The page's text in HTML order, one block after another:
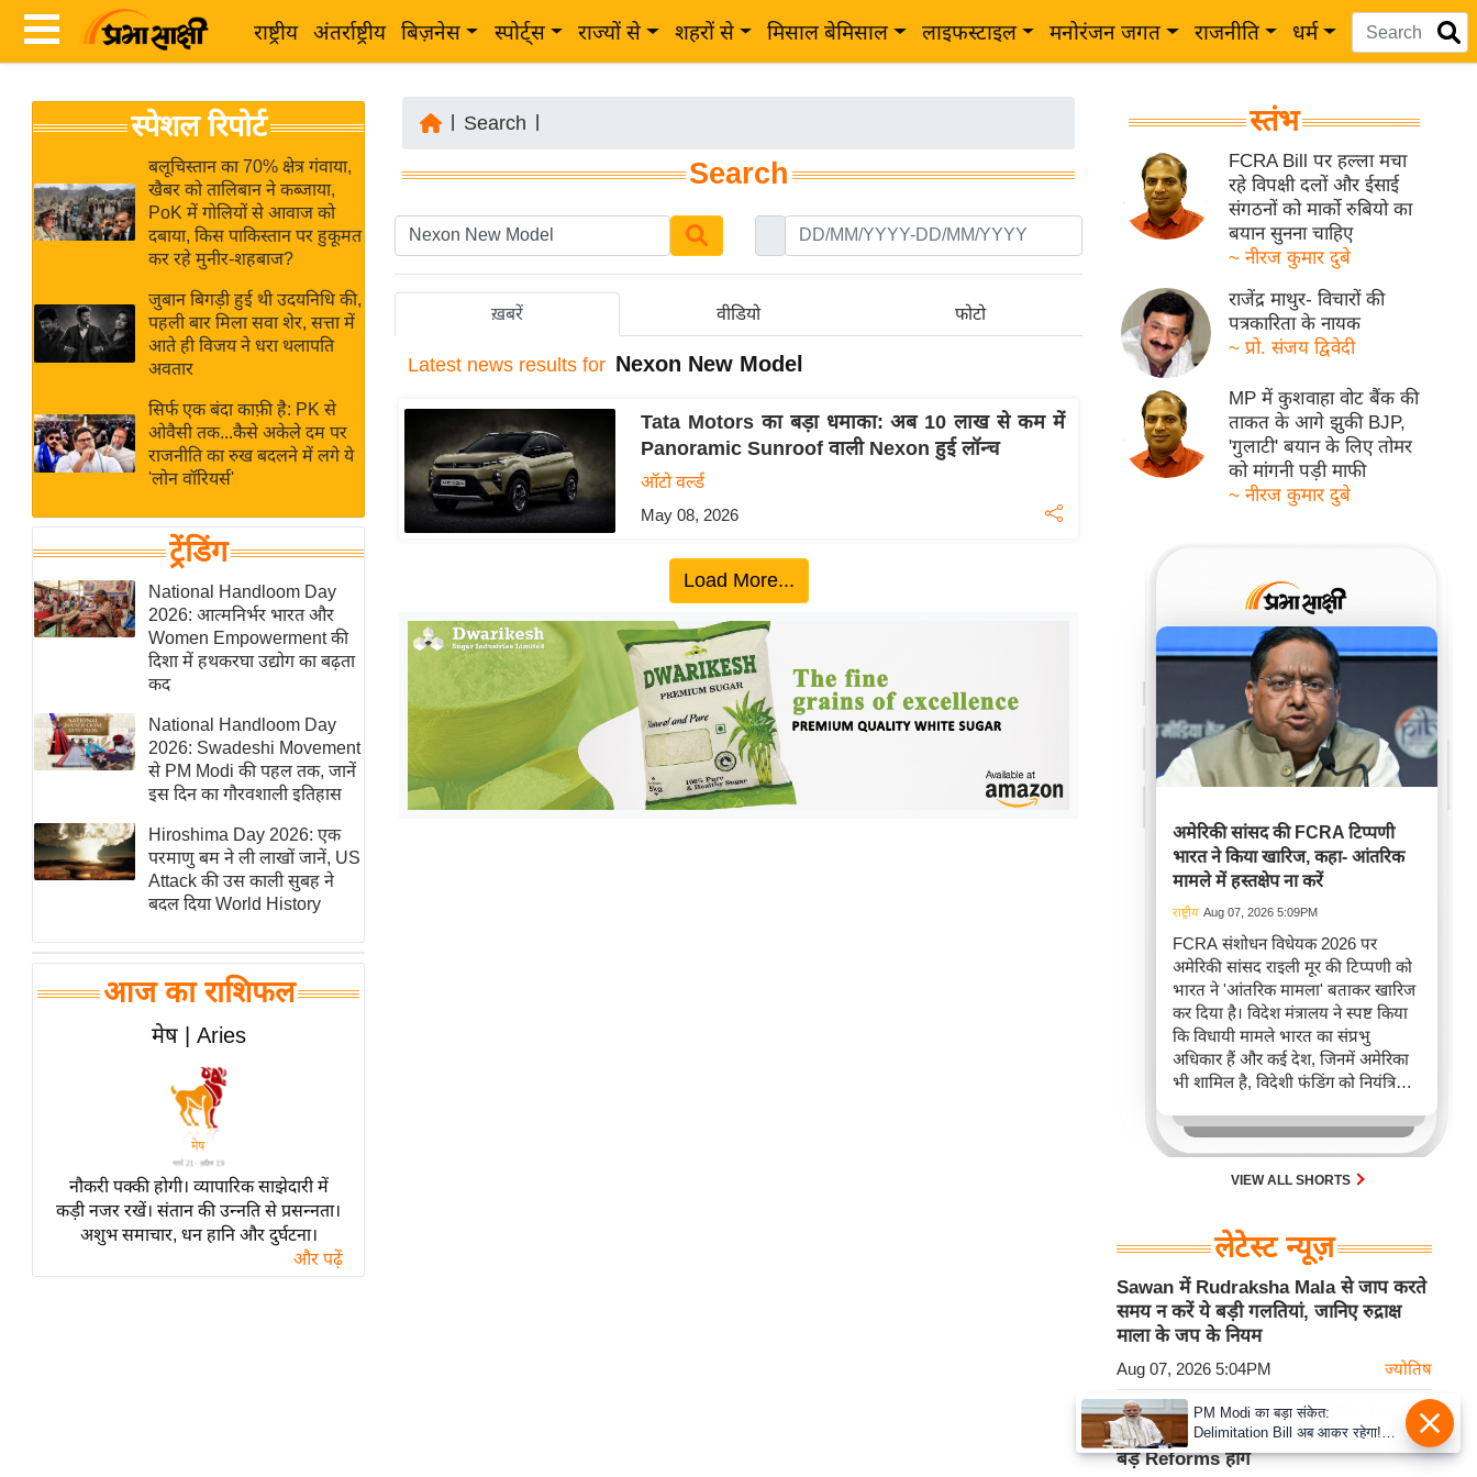
राष्ट्रीय अंतर्राष्ट्रीय बिज़नेस स्पोर्ट्स राज्यों से शहरों से मिसाल बेमिसाल लाइफस्टाइल मनोरंजन जगत राजनीति धर्म
News
Hindi
Hindi
Live
News in
Hindi
News
Hindi
Videos
ब
र
अंतर्राष्ट्रीय
बिज़नेस
उद्योग
विशेषज्ञ
राय
खेल
क्रिकेट
IPL
2026
मिसाल बेमिसाल
शख्सियत
यंग इंडिया
साहित्य जगत
ऑटो वर्ल्ड
न्यूज ब्रीफ
बॉलीवुड
हॉलीवुड
फिल्म समीक्षा
लाइफस्टाइल
टेक्नॉलॉजी
ब्यूटी/फैशन
घरेलू नुस्खे
स्पेशल रिपोर्ट
बलूचिस्तान का 70% क्षेत्र गंवाया,
खैबर को तालिबान ने कब्जाया,
PoK में गोलियों से आवाज को
दबाया, किस पाकिस्तान पर हुकूमत
कर रहे मुनीर-शहबाज?
जुबान बिगड़ी हुई थी उदयनिधि की,
पहली बार मिला सवा शेर, सत्ता में
आते ही विजय ने धरा थलापति
अवतार
सिर्फ एक बंदा काफ़ी है: PK से
ओवैसी तक...कैसे अकेले दम पर
राजनीति का रुख बदलने में लगे ये
'लोन वॉरियर्स'
ट्रेंडिंग
National Handloom Day
2026: आत्मनिर्भर भारत और
Women Empowerment की
दिशा में हथकरघा उद्योग का बढ़ता
कद
National Handloom Day
2026: Swadeshi Movement
से PM Modi की पहल तक, जानें
इस दिन का गौरवशाली इतिहास
Hiroshima Day 2026: एक
परमाणु बम ने ली लाखों जानें, US
Attack की उस काली सुबह ने
बदल दिया World History
आज का राशिफल
मेष | Aries
नौकरी पक्की होगी। व्यापारिक साझेदारी में
कड़ी नजर रखें। संतान की उन्नति से प्रसन्नता।
अशुभ समाचार, धन हानि और दुर्घटना।
और पढ़ें
Search
Search
ख़बरें वीडियो फोटो
Latest news results for Nexon New Model
Tata Motors का बड़ा धमाका: अब 10 लाख से कम में
Panoramic Sunroof वाली Nexon हुई लॉन्च
ऑटो वर्ल्ड
May 08, 2026
Load More...
स्तंभ
FCRA Bill पर हल्ला मचा
रहे विपक्षी दलों और ईसाई
संगठनों को मार्को रुबियो का
बयान सुनना चाहिए
~ नीरज कुमार दुबे
राजेंद्र माथुर- विचारों की
पत्रकारिता के नायक
~ प्रो. संजय द्विवेदी
MP में कुशवाहा वोट बैंक की
ताकत के आगे झुकी BJP,
'गुलाटी' बयान के लिए तोमर
को मांगनी पड़ी माफी
~ नीरज कुमार दुबे
अमेरिकी सांसद की FCRA टिप्पणी
भारत ने किया खारिज, कहा- आंतरिक
मामले में हस्तक्षेप ना करें
राष्ट्रीय Aug 07, 2026 5:09PM
FCRA संशोधन विधेयक 2026 पर
अमेरिकी सांसद राइली मूर की टिप्पणी को
भारत ने 'आंतरिक मामला' बताकर खारिज
कर दिया है। विदेश मंत्रालय ने स्पष्ट किया
कि विधायी मामले भारत का संप्रभु
अधिकार हैं और कई देश, जिनमें अमेरिका
भी शामिल है, विदेशी फंडिंग को नियंत्रित
FCRA बिल को लेकर अंतरराष्ट्रीय बहस
और भारत-अमेरिका संबंधों के निहितार्थों
को दर्शाती है।VIEW ALL SHORTS
लेटेस्ट न्यूज़
Sawan में Rudraksha Mala से जाप करते
समय न करें ये बड़ी गलतियां, जानिए रुद्राक्ष
माला के जप के नियम
Aug 07, 2026 5:04PM ज्योतिष
Jharkhand JPSC-JSSC विवाद पर CM
Soren बोले- सिस्टम की खामियां दूर करेंगे,
बड़े Reforms होंगे
PM Modi का बड़ा संकेत:
Delimitation Bill अब आकर रहेगा!
NDA के पास पूरा संख्या बल